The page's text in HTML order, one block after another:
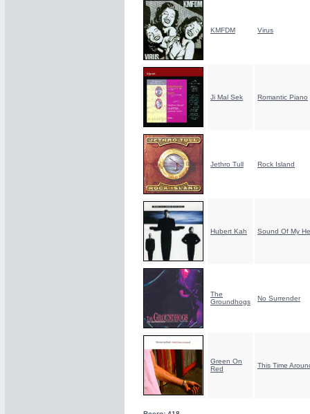
KMFDM Virus
Ji Mal Sek Romantic Piano
Jethro Tull Rock Island
Hubert Kah Sound Of My
The
Groundhogs
No Surrender
Green On
Red
This Time